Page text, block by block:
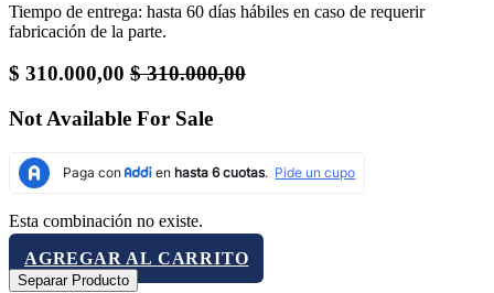
Tiempo de entrega: hasta 60 días hábiles en caso de requerir
fabricación de la parte.
$ 310.000,00 $310.000,00
Not Available For Sale
Esta combinación no existe.
AGREGAR AL CARRITO
Separar Producto